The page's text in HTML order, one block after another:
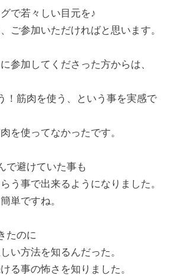
で若々しい目元を♪
ご参加いただければと思います。
参加してくださった方からは、
！筋肉を使う、という事を実感で
を使ってなかったです。
で避けていた事も
う事で出来るようになりました。
単ですね。
たのに
い方法を知るんだった。
る事の怖さを知りました。